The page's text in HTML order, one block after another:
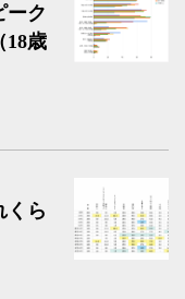
ーク
歳
くら